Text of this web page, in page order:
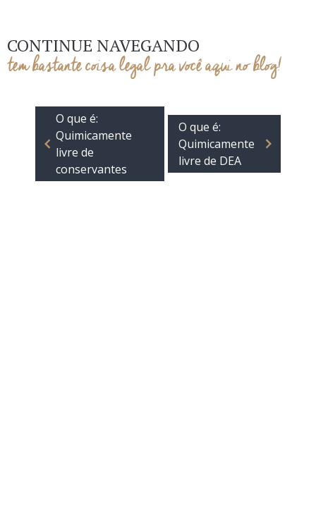
CONTINUE NAVEGANDO
tem bastante coisa legal pra você aqui no blog!
O que é:
Quimicamente
livre de
conservantes
O que é:
Quimicamente
livre de DEA